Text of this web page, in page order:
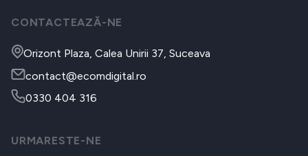
CONTACTEAZĂ-NE
Orizont Plaza, Calea Unirii 37, Suceava
contact@ecomdigital.ro
0330 404 316
URMARESTE-NE